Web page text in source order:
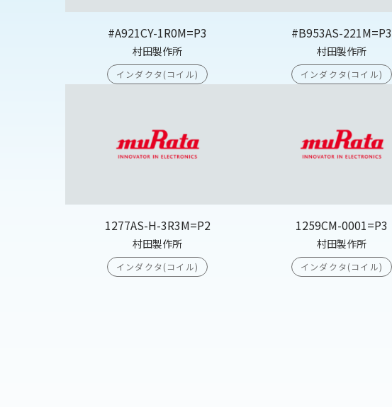
#A921CY-1R0M=P3
村田製作所
インダクタ(コイル)
#B953AS-221M=P3
村田製作所
インダクタ(コイル)
1277AS-H-3R3M=P2
村田製作所
インダクタ(コイル)
1259CM-0001=P3
村田製作所
インダクタ(コイル)